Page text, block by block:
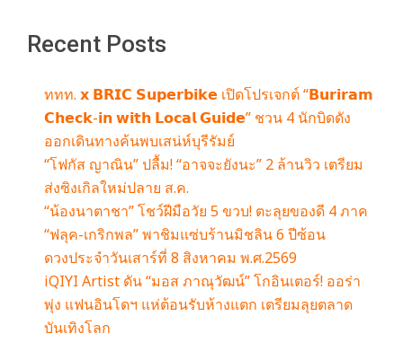
Recent Posts
ททท. 𝘅 𝗕𝗥𝗜𝗖 𝗦𝘂𝗽𝗲𝗿𝗯𝗶𝗸𝗲 เปิดโปรเจกต์ “𝗕𝘂𝗿𝗶𝗿𝗮𝗺
𝗖𝗵𝗲𝗰𝗸-𝗶𝗻 𝘄𝗶𝘁𝗵 𝗟𝗼𝗰𝗮𝗹 𝗚𝘂𝗶𝗱𝗲” ชวน 4 นักบิดดัง
ออกเดินทางค้นพบเสน่ห์บุรีรัมย์
“โฟกัส ญาณิน” ปลื้ม! “อาจจะยังนะ” 2 ล้านวิว เตรียม
ส่งซิงเกิลใหม่ปลาย ส.ค.
“น้องนาตาชา” โชว์ฝีมือวัย 5 ขวบ! ตะลุยของดี 4 ภาค
“ฟลุค-เกริกพล” พาชิมแซ่บร้านมิชลิน 6 ปีซ้อน
ดวงประจำวันเสาร์ที่ 8 สิงหาคม พ.ศ.2569
iQIYI Artist ดัน “มอส ภาณุวัฒน์” โกอินเตอร์! ออร่า
พุ่ง แฟนอินโดฯ แห่ต้อนรับห้างแตก เตรียมลุยตลาด
บันเทิงโลก